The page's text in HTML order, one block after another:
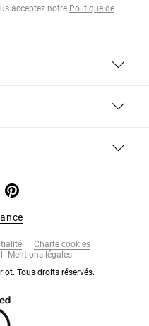
acceptez notre Politique de
Charte cookies
Mentions légales
Tous droits réservés.